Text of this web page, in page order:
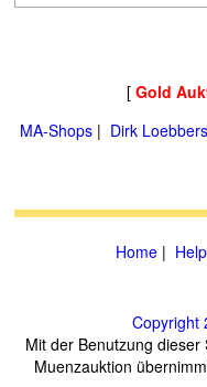
[ Gold
MA-Shops | Dirk Loebbers
Home | Help
Copyright
Mit der Benutzung
Muenzauktion